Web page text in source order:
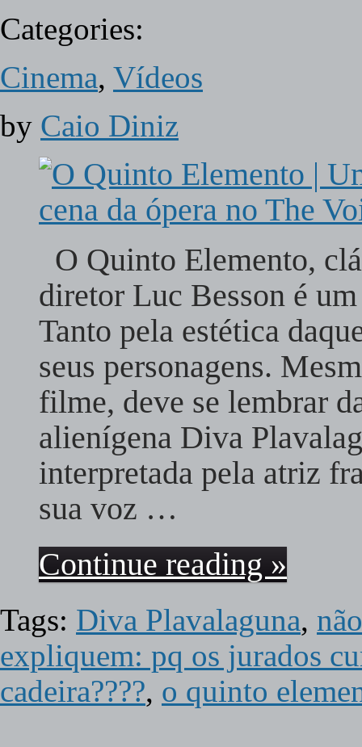
Categories:
Cinema, Vídeos
by Caio Diniz
O Quinto Elemento,
diretor Luc Besson é
Tanto pela estética
seus personagens.
filme, deve se lembrar
alienígena Diva
interpretada pela atriz
sua voz …
Continue reading »
Tags: Diva Plavalaguna,
expliquem: pq os jurados
cadeira????, o quinto